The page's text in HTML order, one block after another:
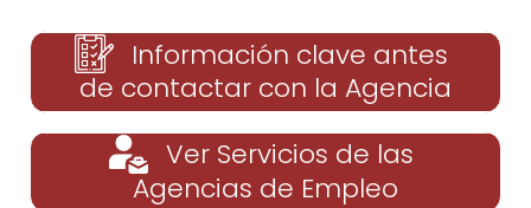
Información clave antes
de contactar con la Agencia
Ver Servicios de las
Agencias de Empleo